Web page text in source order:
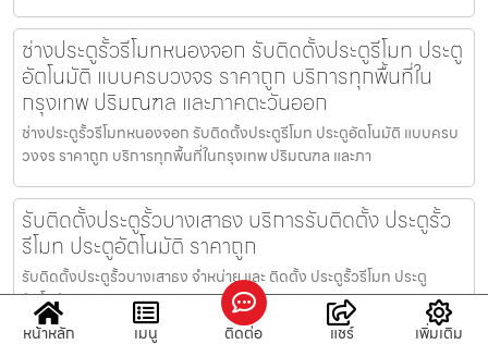
ช่างประตูรั้วรีโมทหนองจอก รับติดตั้งประตูรีโมท ประตู
อัตโนมัติ แบบครบวงจร ราคาถูก บริการทุกพื้นที่ใน
กรุงเทพ ปริมณฑล และภาคตะวันออก
ช่างประตูรั้วรีโมทหนองจอก รับติดตั้งประตูรีโมท ประตูอัตโนมัติ แบบครบ
วงจร ราคาถูก บริการทุกพื้นที่ในกรุงเทพ ปริมณฑล และภา
รับติดตั้งประตูรั้วบางเสาธง บริการรับติดตั้ง ประตูรั้ว
รีโมท ประตูอัตโนมัติ ราคาถูก
รับติดตั้งประตูรั้วบางเสาธง จำหน่าย และ ติดตั้ง ประตูรั้วรีโมท ประตู
อัตโนมัติ บริการแบบครบวงจร ติดตั้งงานคุณภาพ และ รวดเ
หน้าหลัก
เมนู ติดต่อ แชร์ เพิ่มเติม